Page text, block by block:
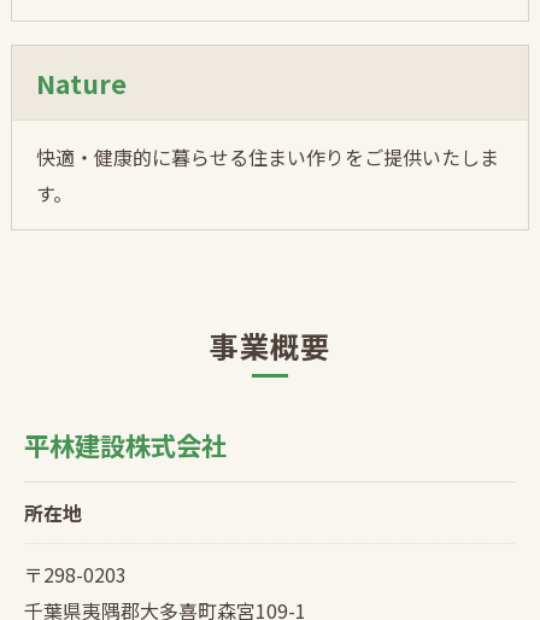
Nature
快適・健康的に暮らせる住まい作りをご提供いたしま
す。
事業概要
平林建設株式会社
所在地
〒298-0203
千葉県夷隅郡大多喜町森宮109-1